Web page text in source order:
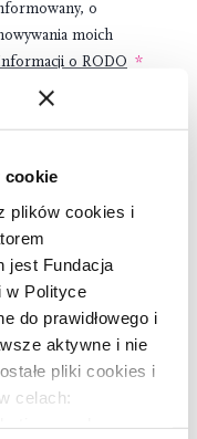
cookie
plików cookies i
jest Fundacja
w Polityce
do prawidłowego i
aktywne i nie
pliki cookies i
celach:
o
moich
o RODO
moich danych
w celach
do wysyłki